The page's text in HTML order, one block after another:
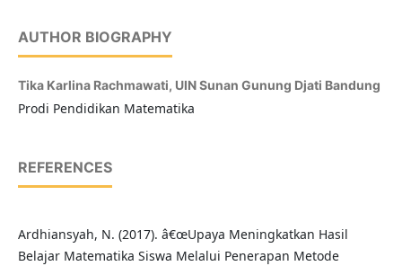
AUTHOR BIOGRAPHY
Tika Karlina Rachmawati, UIN Sunan Gunung Djati Bandung
Prodi Pendidikan Matematika
REFERENCES
Ardhiansyah, N. (2017). â€œUpaya Meningkatkan Hasil
Belajar Matematika Siswa Melalui Penerapan Metode